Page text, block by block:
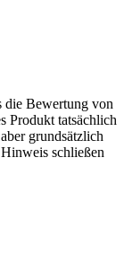
die Bewertung von
Produkt tatsächlich
grundsätzlich
Hinweis schließen